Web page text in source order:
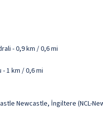
- 0,9 km / 0,6 mi
1 km / 0,6 mi
Newcastle, İngiltere (NCL-